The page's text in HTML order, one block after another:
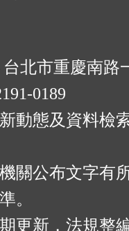
北市重慶南路
0189
動態及資料檢
關公布文字有
。
更新，法規整